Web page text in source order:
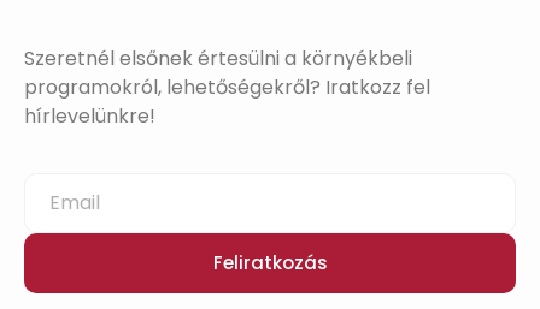
Szeretnél elsőnek értesülni a környékbeli
programokról, lehetőségekről? Iratkozz fel
hírlevelünkre!
Feliratkozás